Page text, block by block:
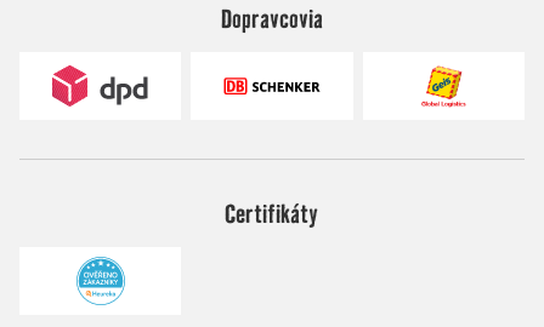
Dopravcovia
Certifikáty